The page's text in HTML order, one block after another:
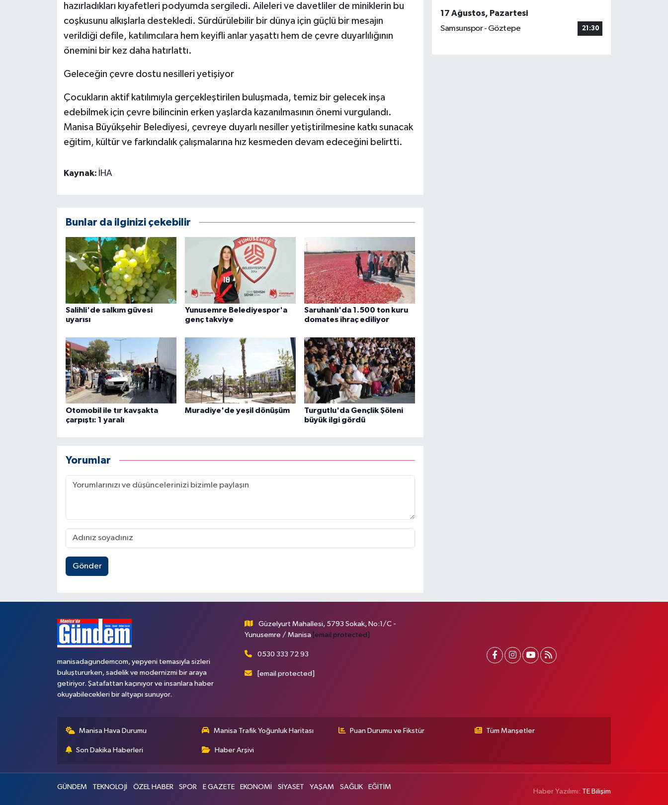
hazırladıkları kıyafetleri podyumda sergiledi. Aileleri ve davetliler de miniklerin bu
coşkusunu alkışlarla destekledi. Sürdürülebilir bir dünya için güçlü bir mesajın
verildiği defile, katılımcılara hem keyifli anlar yaşattı hem de çevre duyarlılığının
önemini bir kez daha hatırlattı.
Geleceğin çevre dostu nesilleri yetişiyor
Çocukların aktif katılımıyla gerçekleştirilen buluşmada, temiz bir gelecek inşa
edebilmek için çevre bilincinin erken yaşlarda kazanılmasının önemi vurgulandı.
Manisa Büyükşehir Belediyesi, çevreye duyarlı nesiller yetiştirilmesine katkı sunacak
eğitim, kültür ve farkındalık çalışmalarına hız kesmeden devam edeceğini belirtti.
Kaynak: İHA
Bunlar da ilginizi çekebilir
Salihli'de salkım güvesi
uyarısı
Yunusemre Belediyespor'a
genç takviye
Saruhanlı'da 1.500 ton kuru
domates ihraç ediliyor
Otomobil ile tır kavşakta
çarpıştı: 1 yaralı
Muradiye'de yeşil dönüşüm
Turgutlu'da Gençlik Şöleni
büyük ilgi gördü
Yorumlar
Gönder
17 Ağustos, Pazartesi
Samsunspor - Göztepe
21:30
manisadagundemcom, yepyeni temasıyla sizleri
buluştururken, sadelik ve modernizmi bir araya
getiriyor. Şatafattan kaçınıyor ve insanlara haber
okuyabilecekleri bir altyapı sunuyor.
Güzelyurt Mahallesi, 5793 Sokak, No:1/C -
Yunusemre / Manisa [email protected]
0530 333 72 93
[email protected]
Manisa Hava Durumu Manisa Trafik Yoğunluk Haritası Puan Durumu ve Fikstür Tüm Manşetler
Son Dakika Haberleri Haber Arşivi
GÜNDEM TEKNOLOJİ ÖZEL HABER SPOR E GAZETE EKONOMİ SİYASET YAŞAM SAĞLIK EĞİTİM
Haber Yazılımı: TE Bilişim